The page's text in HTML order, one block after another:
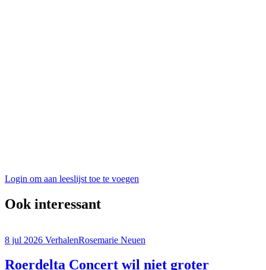
Login om aan leeslijst toe te voegen
Ook interessant
8 jul 2026 VerhalenRosemarie Neuen
Roerdelta Concert wil niet groter